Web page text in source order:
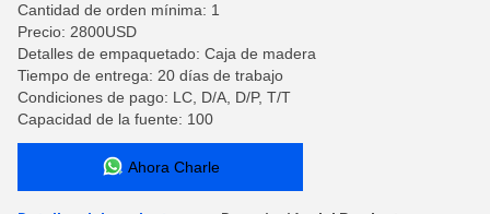
Cantidad de orden mínima: 1
Precio: 2800USD
Detalles de empaquetado: Caja de madera
Tiempo de entrega: 20 días de trabajo
Condiciones de pago: LC, D/A, D/P, T/T
Capacidad de la fuente: 100
Ahora Charle